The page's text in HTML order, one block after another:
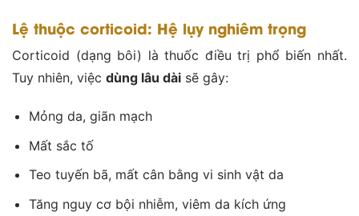
Lệ thuộc corticoid: Hệ lụy nghiêm trọng
Corticoid (dạng bôi) là thuốc điều trị phổ biến nhất.
Tuy nhiên, việc dùng lâu dài sẽ gây:
Mỏng da, giãn mạch
Mất sắc tố
Teo tuyến bã, mất cân bằng vi sinh vật da
Tăng nguy cơ bội nhiễm, viêm da kích ứng